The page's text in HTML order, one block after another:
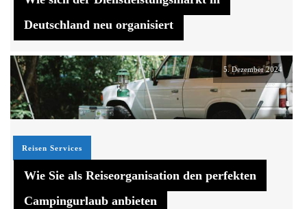
Deutschland neu organisiert
5. Dezember 2024
Reisen Services
Wie Sie als Reiseorganisation den perfekten
Campingurlaub anbieten